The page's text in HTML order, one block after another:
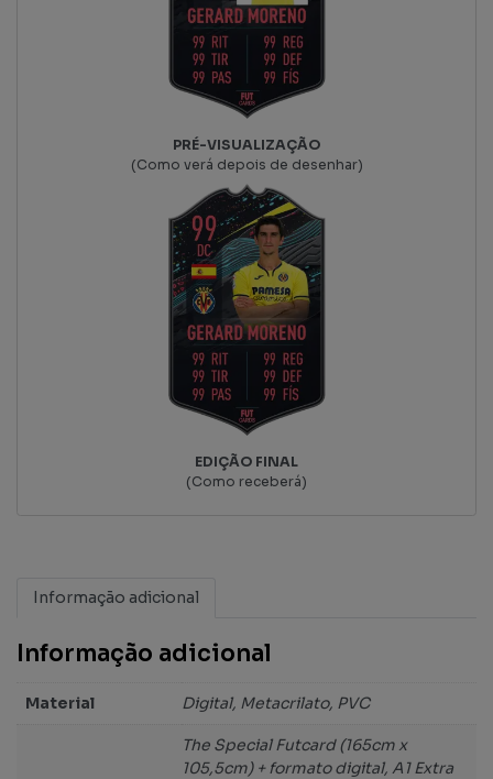
PRÉ-VISUALIZAÇÃO
(Como verá depois de desenhar)
EDIÇÃO FINAL
(Como receberá)
Informação adicional
Informação adicional
Material Digital, Metacrilato, PVC
The Special Futcard (165cm x
105,5cm) + formato digital, A1 Extra